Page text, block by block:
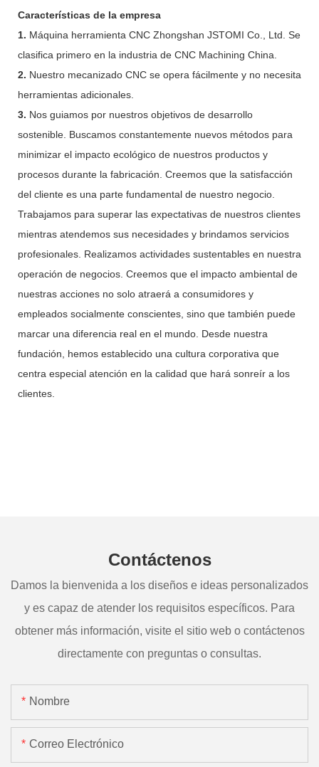
Características de la empresa
1. Máquina herramienta CNC Zhongshan JSTOMI Co., Ltd. Se
clasifica primero en la industria de CNC Machining China.
2. Nuestro mecanizado CNC se opera fácilmente y no necesita
herramientas adicionales.
3. Nos guiamos por nuestros objetivos de desarrollo
sostenible. Buscamos constantemente nuevos métodos para
minimizar el impacto ecológico de nuestros productos y
procesos durante la fabricación. Creemos que la satisfacción
del cliente es una parte fundamental de nuestro negocio.
Trabajamos para superar las expectativas de nuestros clientes
mientras atendemos sus necesidades y brindamos servicios
profesionales. Realizamos actividades sustentables en nuestra
operación de negocios. Creemos que el impacto ambiental de
nuestras acciones no solo atraerá a consumidores y
empleados socialmente conscientes, sino que también puede
marcar una diferencia real en el mundo. Desde nuestra
fundación, hemos establecido una cultura corporativa que
centra especial atención en la calidad que hará sonreír a los
clientes.
Contáctenos
Damos la bienvenida a los diseños e ideas personalizados
y es capaz de atender los requisitos específicos. Para
obtener más información, visite el sitio web o contáctenos
directamente con preguntas o consultas.
Nombre
Correo Electrónico